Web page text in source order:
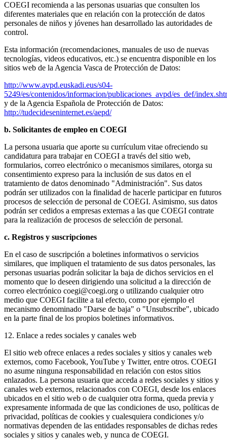
COEGI recomienda a las personas usuarias que consulten los
diferentes materiales que en relación con la protección de datos
personales de niños y jóvenes han desarrollado las autoridades de
control.
Esta información (recomendaciones, manuales de uso de nuevas
tecnologías, videos educativos, etc.) se encuentra disponible en los
sitios web de la Agencia Vasca de Protección de Datos:
http://www.avpd.euskadi.eus/s04-
5249/es/contenidos/informacion/publicaciones_avpd/es_def/
y de la Agencia Española de Protección de Datos:
http://tudecideseninternet.es/aepd/
b. Solicitantes de empleo en COEGI
La persona usuaria que aporte su currículum vitae ofreciendo su
candidatura para trabajar en COEGI a través del sitio web,
formularios, correo electrónico o mecanismos similares, otorga su
consentimiento expreso para la inclusión de sus datos en el
tratamiento de datos denominado "Administración". Sus datos
podrán ser utilizados con la finalidad de hacerle participar en futuros
procesos de selección de personal de COEGI. Asimismo, sus datos
podrán ser cedidos a empresas externas a las que COEGI contrate
para la realización de procesos de selección de personal.
c. Registros y suscripciones
En el caso de suscripción a boletines informativos o servicios
similares, que impliquen el tratamiento de sus datos personales, las
personas usuarias podrán solicitar la baja de dichos servicios en el
momento que lo deseen dirigiendo una solicitud a la dirección de
correo electrónico coegi@coegi.org o utilizando cualquier otro
medio que COEGI facilite a tal efecto, como por ejemplo el
mecanismo denominado "Darse de baja" o "Unsubscribe", ubicado
en la parte final de los propios boletines informativos.
12. Enlace a redes sociales y canales web
El sitio web ofrece enlaces a redes sociales y sitios y canales web
externos, como Facebook, YouTube y Twitter, entre otros. COEGI
no asume ninguna responsabilidad en relación con estos sitios
enlazados. La persona usuaria que acceda a redes sociales y sitios y
canales web externos, relacionados con COEGI, desde los enlaces
ubicados en el sitio web o de cualquier otra forma, queda previa y
expresamente informada de que las condiciones de uso, políticas de
privacidad, políticas de cookies y cualesquiera condiciones y/o
normativas dependen de las entidades responsables de dichas redes
sociales y sitios y canales web, y nunca de COEGI.